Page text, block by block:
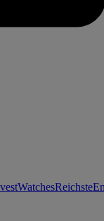
WatchesReichste